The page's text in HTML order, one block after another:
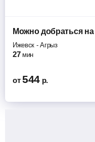
Можно добратьсяна
Ижевск -Агрыз
27 мин
от 544 р.